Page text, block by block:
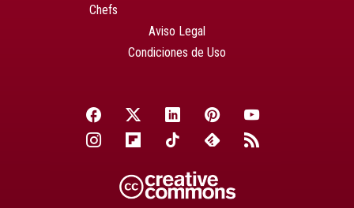
Chefs
Aviso Legal
Condiciones de Uso